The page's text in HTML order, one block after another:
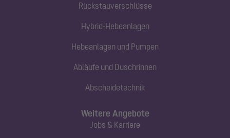
Rückstauverschlüsse
Hybrid-Hebeanlagen
Hebeanlagen und Pumpen
Abläufe und Duschrinnen
Abscheidetechnik
Weitere Angebote
Jobs & Karriere